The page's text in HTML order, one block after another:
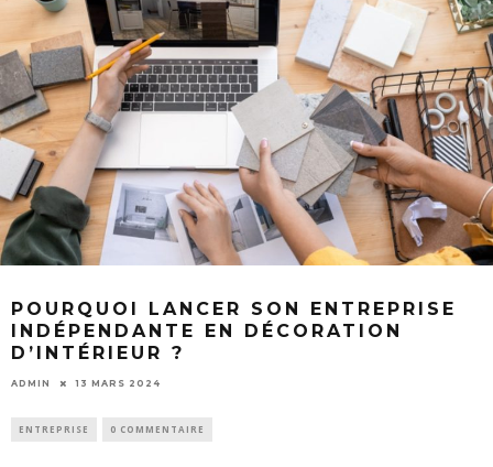
POURQUOI LANCER SON ENTREPRISE
INDÉPENDANTE EN DÉCORATION
D’INTÉRIEUR ?
ADMIN 13 MARS 2024
ENTREPRISE 0 COMMENTAIRE